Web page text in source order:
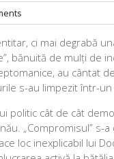
ci mai degrabă
bănuită de mulți de
au cântat
s-au limpezit într-
politic cât de cât
„Compromisul”
loc inexplicabil lui